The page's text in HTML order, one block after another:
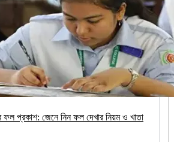
প্রকাশ: জেনে নিন ফল দেখার নিয়ম ও খাতা